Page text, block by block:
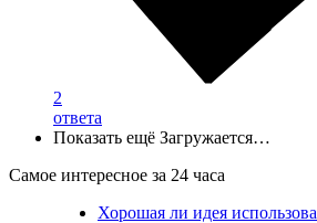
2
ответа
Показать ещё Загружается…
Самое интересное за 24 часа
Хорошая ли идея